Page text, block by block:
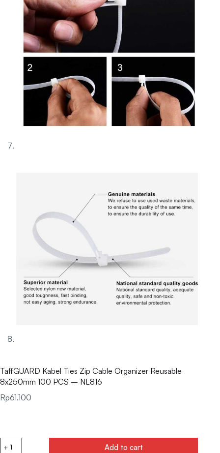
TaffGUARD Kabel Ties Zip Cable Organizer Reusable
8x250mm 100 PCS – NL816
Rp61.100
Add to cart